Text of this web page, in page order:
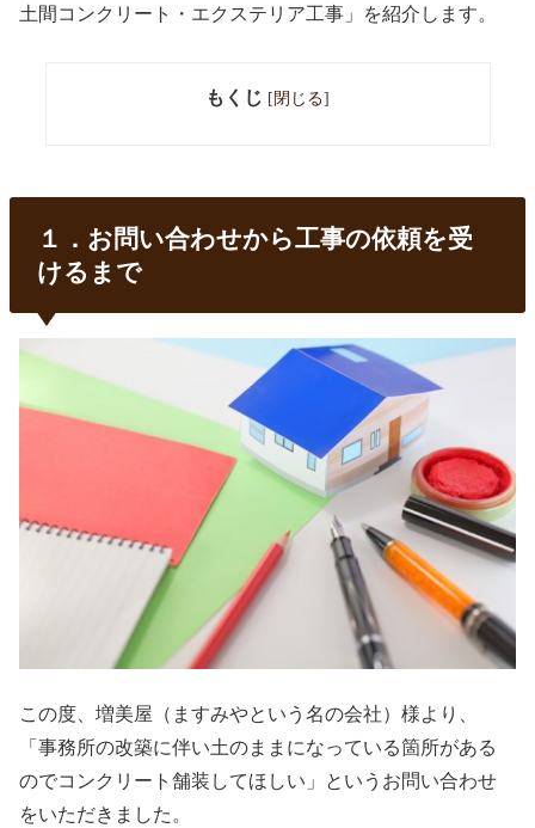
土間コンクリート・エクステリア工事」を紹介します。
もくじ [閉じる]
１．お問い合わせから工事の依頼を受
けるまで
この度、増美屋（ますみやという名の会社）様より、
「事務所の改築に伴い土のままになっている箇所がある
のでコンクリート舗装してほしい」というお問い合わせ
をいただきました。